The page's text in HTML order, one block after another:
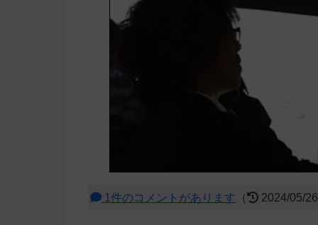
1件のコメントがあります （ 2024/05/